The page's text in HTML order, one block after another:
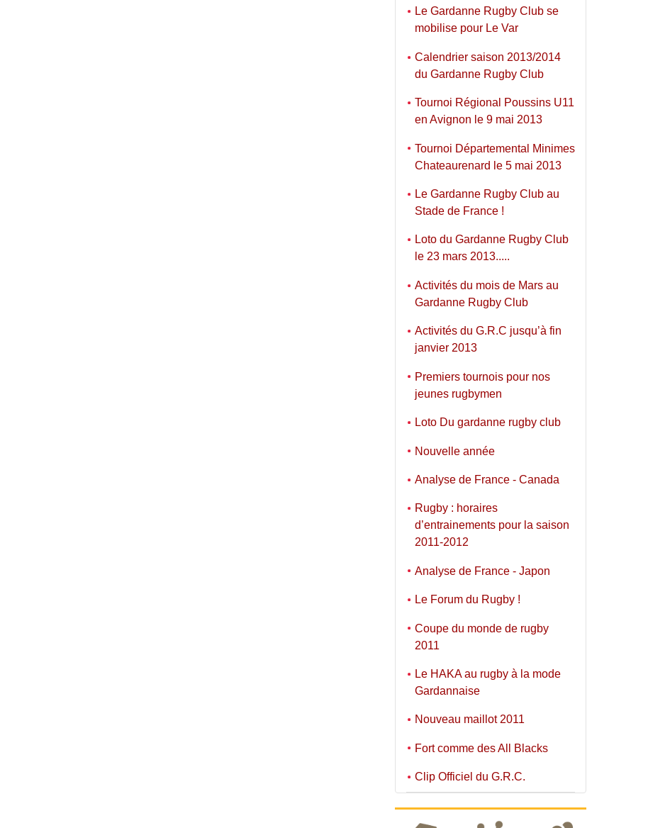
Le Gardanne Rugby Club se
mobilise pour Le Var
Calendrier saison 2013/2014
du Gardanne Rugby Club
Tournoi Régional Poussins U11
en Avignon le 9 mai 2013
Tournoi Départemental Minimes
Chateaurenard le 5 mai 2013
Le Gardanne Rugby Club au
Stade de France !
Loto du Gardanne Rugby Club
le 23 mars 2013.....
Activités du mois de Mars au
Gardanne Rugby Club
Activités du G.R.C jusqu’à fin
janvier 2013
Premiers tournois pour nos
jeunes rugbymen
Loto Du gardanne rugby club
Nouvelle année
Analyse de France - Canada
Rugby : horaires
d’entrainements pour la saison
2011-2012
Analyse de France - Japon
Le Forum du Rugby !
Coupe du monde de rugby
2011
Le HAKA au rugby à la mode
Gardannaise
Nouveau maillot 2011
Fort comme des All Blacks
Clip Officiel du G.R.C.